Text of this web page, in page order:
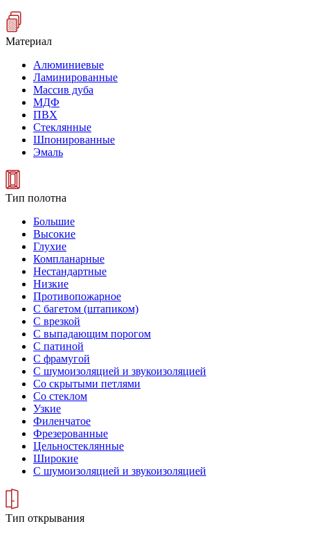
Материал
Алюминиевые
Ламинированные
Массив дуба
МДФ
ПВХ
Стеклянные
Шпонированные
Эмаль
Тип полотна
Большие
Высокие
Глухие
Компланарные
Нестандартные
Низкие
Противопожарное
С багетом (штапиком)
С врезкой
С выпадающим порогом
С патиной
С фрамугой
С шумоизоляцией и звукоизоляцией
Со скрытыми петлями
Со стеклом
Узкие
Филенчатое
Фрезерованные
Цельностеклянные
Широкие
С шумоизоляцией и звукоизоляцией
Тип открывания